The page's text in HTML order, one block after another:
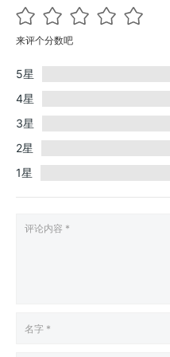
来评个分数吧
5星
4星
3星
2星
1星